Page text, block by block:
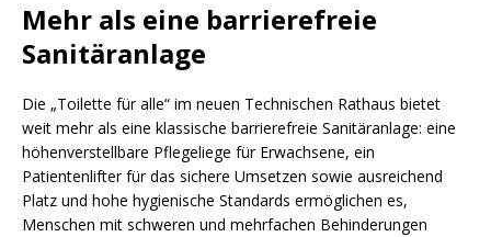
Mehr als eine barrierefreie
Sanitäranlage
Die „Toilette für alle“ im neuen Technischen Rathaus bietet
weit mehr als eine klassische barrierefreie Sanitäranlage: eine
höhenverstellbare Pflegeliege für Erwachsene, ein
Patientenlifter für das sichere Umsetzen sowie ausreichend
Platz und hohe hygienische Standards ermöglichen es,
Menschen mit schweren und mehrfachen Behinderungen